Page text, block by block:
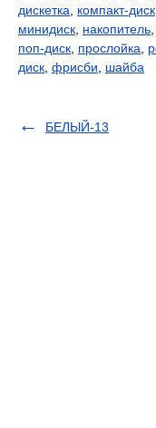
дискетка
компакт-диск
минидиск накопитель
поп-диск прослойка
диск фрисби шайба
БЕЛЫЙ-13